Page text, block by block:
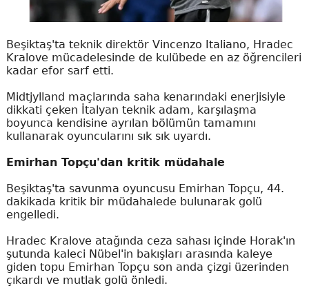
Beşiktaş'ta teknik direktör Vincenzo Italiano, Hradec
Kralove mücadelesinde de kulübede en az öğrencileri
kadar efor sarf etti.
Midtjylland maçlarında saha kenarındaki enerjisiyle
dikkati çeken İtalyan teknik adam, karşılaşma
boyunca kendisine ayrılan bölümün tamamını
kullanarak oyuncularını sık sık uyardı.
Emirhan Topçu'dan kritik müdahale
Beşiktaş'ta savunma oyuncusu Emirhan Topçu, 44.
dakikada kritik bir müdahalede bulunarak golü
engelledi.
Hradec Kralove atağında ceza sahası içinde Horak'ın
şutunda kaleci Nübel'in bakışları arasında kaleye
giden topu Emirhan Topçu son anda çizgi üzerinden
çıkardı ve mutlak golü önledi.